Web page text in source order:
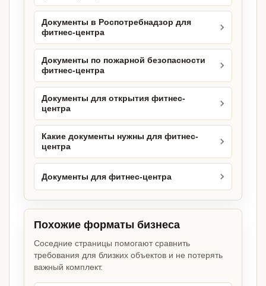
Документы в Роспотребнадзор для
фитнес-центра
Документы по пожарной безопасности
фитнес-центра
Документы для открытия фитнес-
центра
Какие документы нужны для фитнес-
центра
Документы для фитнес-центра
Похожие форматы бизнеса
Соседние страницы помогают сравнить
требования для близких объектов и не потерять
важный комплект.